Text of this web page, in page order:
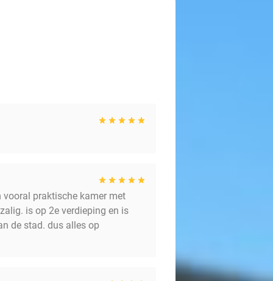
vooral praktische kamer met
is op 2e verdieping en is
de stad. dus alles op